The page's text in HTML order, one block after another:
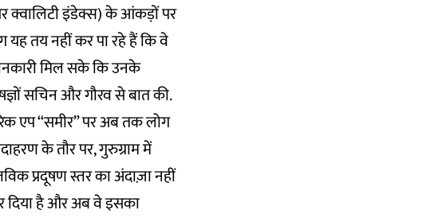
क्वालिटी इंडेक्स) के आंकड़ों पर
यह तय नहीं कर पा रहे हैं कि वे
मिल सके कि उनके
सचिन और गौरव से बात की.
एप “समीर” पर अब तक लोग
के तौर पर, गुरुग्राम में
प्रदूषण स्तर का अंदाज़ा नहीं
दिया है और अब वे इसका